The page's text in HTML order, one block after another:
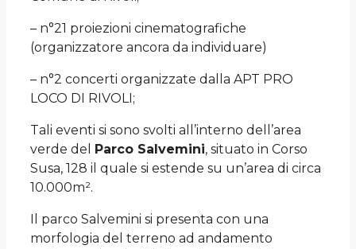
– n°21 proiezioni cinematografiche
(organizzatore ancora da individuare)
– n°2 concerti organizzate dalla APT PRO
LOCO DI RIVOLI;
Tali eventi si sono svolti all’interno dell’area
verde del Parco Salvemini, situato in Corso
Susa, 128 il quale si estende su un’area di circa
10.000m².
Il parco Salvemini si presenta con una
morfologia del terreno ad andamento